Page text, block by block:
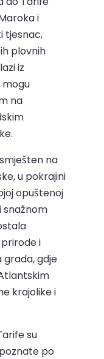
i
tjesnac,
plovnih
iz
mogu
na
na
u pokrajini
opuštenoj
snažnom
i
gdje
krajolike i
su
po